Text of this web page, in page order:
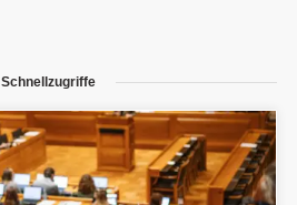
Schnellzugriffe